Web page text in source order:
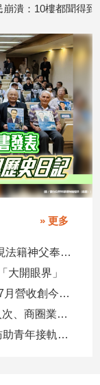
題 緊閉
» 更多
科博館《走徑東海岸》新書發表 重現法籍神父奉獻足跡與歷史日記
大開眼界」
中租控股前7月稅後EPS為6.91元 7月營收創今年新高
2026旗津風箏節落幕 4天吸18萬人次、商圈業績增4成
大港實習升級 主題課程、企業參訪助青年接軌職場